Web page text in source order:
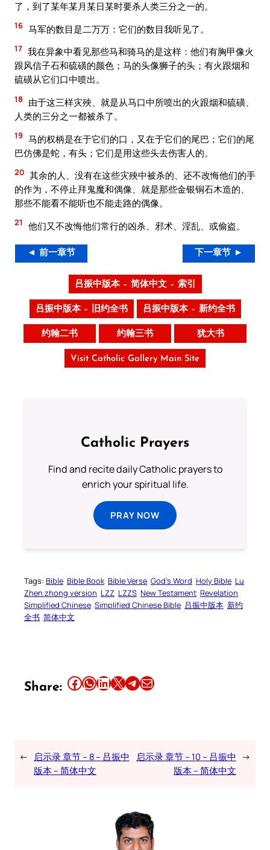
了，到了某年某月某日某时要杀人类三分之一的。
16 马军的数目是二万万：它们的数目我听见了。
17 我在异象中看见那些马和骑马的是这样：他们有胸甲像火
跟风信子石和硫磺的颜色；马的头像狮子的头；有火跟烟和
硫磺从它们口中喷出。
18
由于这三样灾殃、就是从马口中所喷出的火跟烟和硫磺、
人类的三分之一都被杀了。
19 马的权柄是在于它们的口，又在于它们的尾巴；它们的尾
巴仿佛是蛇，有头；它们是用这些头去伤害人的。
20 其余的人、没有在这些灾殃中被杀的、还不改悔他们的手
的作为，不停止拜鬼魔和偶像、就是那些金银铜石木造的、
那些不能看不能听也不能走路的偶像。
21 他们又不改悔他们常行的凶杀、邪术、淫乱、或偷盗。
◄ 前一章节 下一章节 ►
吕振中版本 – 简体中文 – 索引
吕振中版本 – 旧约全书 吕振中版本 – 新约全书
约翰二书 约翰三书 犹大书
Visit Catholic Gallery Main Site
Catholic Prayers
Find and recite daily Catholic prayers to
enrich your spiritual life.
PRAY NOW
Tags: Bible Bible Book Bible Verse God’s Word Holy Bible Lu
Zhen zhong version LZZ LZZS New Testament Revelation
Simplified Chinese Simplified Chinese Bible 吕振中版本 新约
全书 简体中文
Share: Share this article on Facebook Share this article on WhatsApp Share this article on LinkedIn Share this article on X Share this article on TelegramEmail this Article
←
启示录 章节 – 8 – 吕振中
版本 – 简体中文
启示录 章节 – 10 – 吕振中
版本 – 简体中文
→